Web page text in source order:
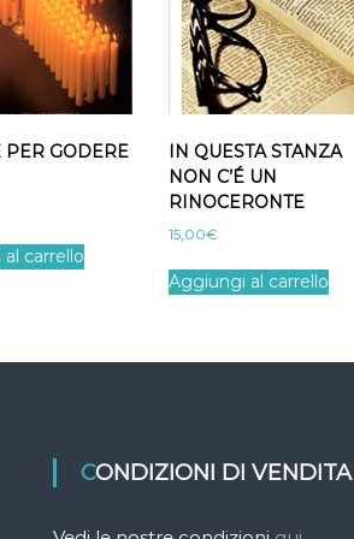
PER GODERE
carrello
IN QUESTA STANZA
NON C’É UN
RINOCERONTE
15,00€
Aggiungi al carrello
CONDIZIONI DI VENDITA